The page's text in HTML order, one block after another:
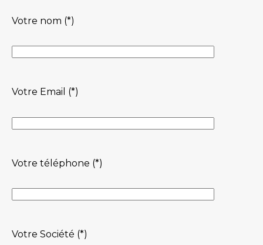
Votre nom (*)
Votre Email (*)
Votre téléphone (*)
Votre Société (*)